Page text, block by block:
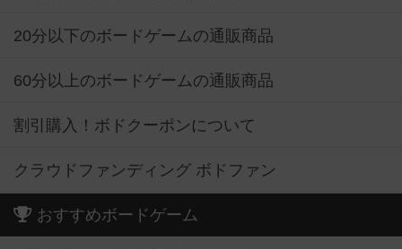
20分以下のボードゲームの通販商品
60分以上のボードゲームの通販商品
割引購入！ボドクーポンについて
クラウドファンディング ボドファン
おすすめボードゲーム